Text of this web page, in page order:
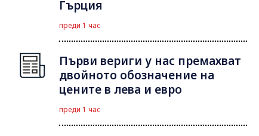
Гърция
преди 1 час
Първи вериги у нас премахват
двойното обозначение на
цените в лева и евро
преди 1 час